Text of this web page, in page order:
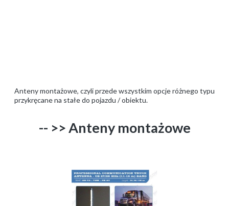
Anteny montażowe, czyli przede wszystkim opcje różnego typu
przykręcane na stałe do pojazdu / obiektu.
-- >> Anteny montażowe